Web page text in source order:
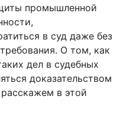
промышленной
в суд даже без
О том, как
дел в судебных
доказательством
в этой